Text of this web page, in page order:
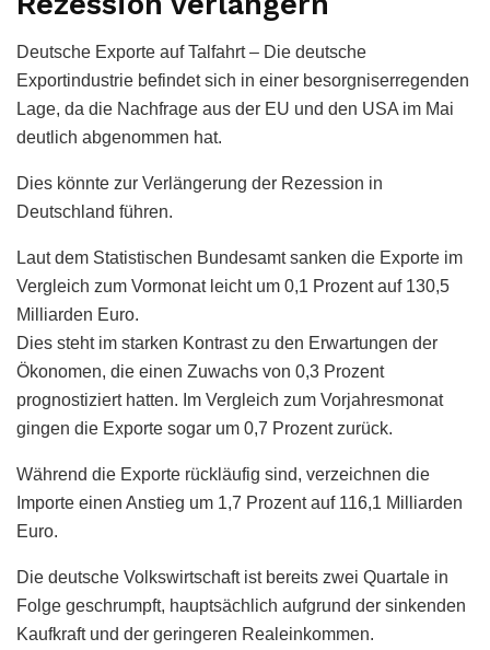
Deutsche Exporte auf Talfahrt – Die deutsche
Exportindustrie befindet sich in einer besorgniserregenden
Lage, da die Nachfrage aus der EU und den USA im Mai
deutlich abgenommen hat.
Dies könnte zur Verlängerung der Rezession in
Deutschland führen.
Laut dem Statistischen Bundesamt sanken die Exporte im
Vergleich zum Vormonat leicht um 0,1 Prozent auf 130,5
Milliarden Euro.
Dies steht im starken Kontrast zu den Erwartungen der
Ökonomen, die einen Zuwachs von 0,3 Prozent
prognostiziert hatten. Im Vergleich zum Vorjahresmonat
gingen die Exporte sogar um 0,7 Prozent zurück.
Während die Exporte rückläufig sind, verzeichnen die
Importe einen Anstieg um 1,7 Prozent auf 116,1 Milliarden
Euro.
Die deutsche Volkswirtschaft ist bereits zwei Quartale in
Folge geschrumpft, hauptsächlich aufgrund der sinkenden
Kaufkraft und der geringeren Realeinkommen.